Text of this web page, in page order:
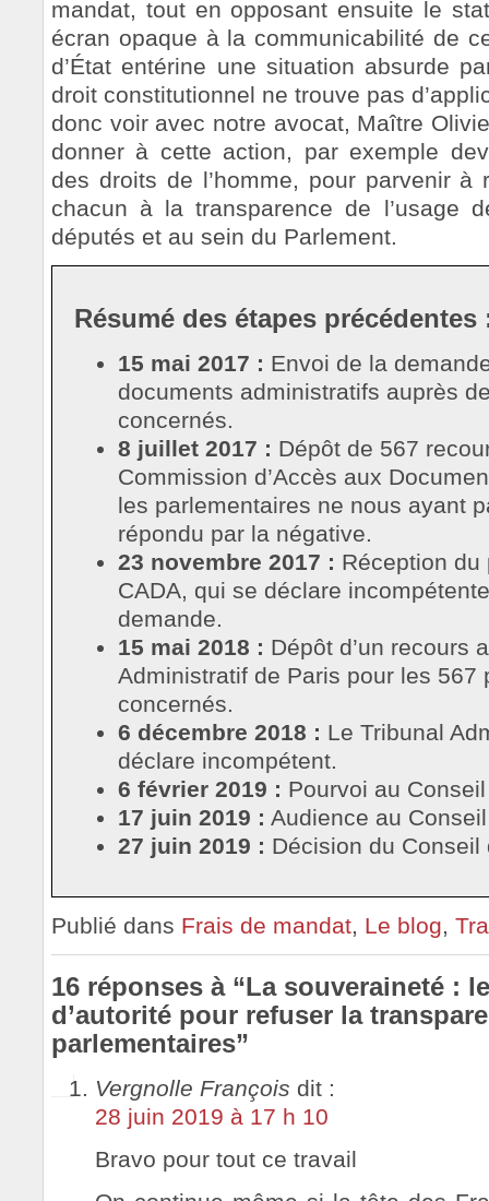
mandat, tout en opposant ensuite le
écran opaque à la communicabilité de
d’État entérine une situation absurde
droit constitutionnel ne trouve pas
donc voir avec notre avocat, Maître
donner à cette action, par exemple
des droits de l’homme, pour parvenir
chacun à la transparence de l’usage
députés et au sein du Parlement.
Résumé des étapes précédentes
15 mai 2017 : Envoi de la
documents administratifs auprès
concernés.
8 juillet 2017 : Dépôt de 567
Commission d’Accès aux
les parlementaires ne nous ayant
répondu par la négative.
23 novembre 2017 : Réception du
CADA, qui se déclare
demande.
15 mai 2018 : Dépôt d’un recours
Administratif de Paris pour les 567
concernés.
6 décembre 2018 : Le Tribunal
déclare incompétent.
6 février 2019 : Pourvoi au Conseil
17 juin 2019 : Audience au Conseil
27 juin 2019 : Décision du Conseil
Publié dans Frais de mandat, Le blog,
16 réponses à “La souveraineté :
d’autorité pour refuser la
parlementaires”
Vergnolle François dit :
28 juin 2019 à 17 h 10
Bravo pour tout ce travail